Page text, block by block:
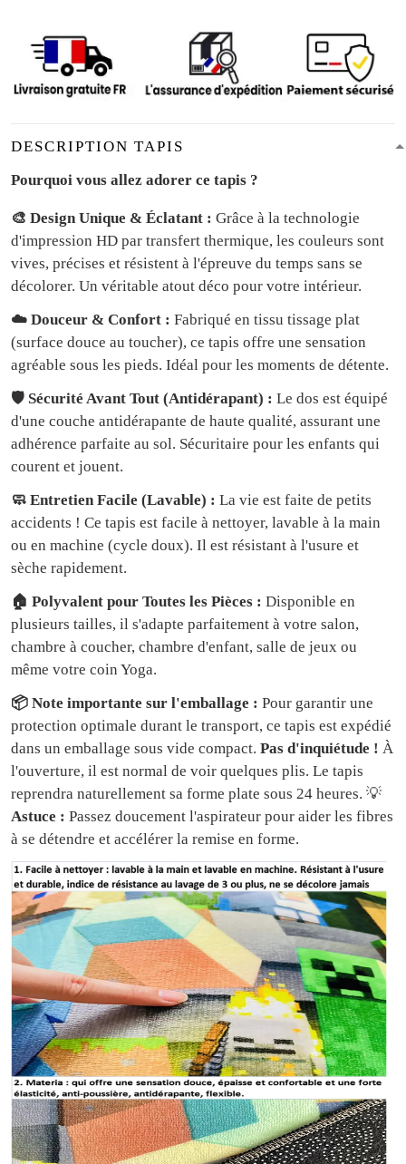
DESCRIPTION TAPIS
d'impression HD par transfert thermique, les couleurs sont
décolorer. Un véritable atout déco pour votre intérieur.
☁️ Douceur & Confort :Fabriqué en tissu tissage plat
(surface douce au toucher), ce tapis offre une sensation
🛡️ Sécurité Avant Tout (Antidérapant) :Le dos est équipé
d'une couche antidérapante de haute qualité, assurant une
adhérence parfaite au sol. Sécuritaire pour les enfants qui
courent et jouent.
🧼 Entretien Facile (Lavable) :La vie est faite de petits
accidents ! Ce tapis est facile à nettoyer, lavable à la main
sèche rapidement.
🏠 Polyvalent pour Toutes les Pièces :Disponible en
plusieurs tailles, il s'adapte parfaitement à votre salon,
chambre à coucher, chambre d'enfant, salle de jeux ou
même votre coin Yoga.
📦 Note importante sur l'emballage :Pour garantir une
protection optimale durant le transport, ce tapis est expédié
dans un emballage sous vide compact.
l'ouverture, il est normal de voir quelques plis. Le tapis
reprendra naturellement sa forme plate sous 24 heures. 💡
Astuce : Passez doucement l'aspirateur pour aider les fibres
à se détendre et accélérer la remise en forme.